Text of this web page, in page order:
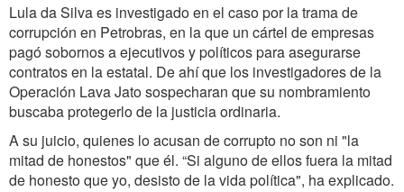
Lula da Silva es investigado en el caso por la trama de
corrupción en Petrobras, en la que un cártel de empresas
pagó sobornos a ejecutivos y políticos para asegurarse
contratos en la estatal. De ahí que los investigadores de la
Operación Lava Jato sospecharan que su nombramiento
buscaba protegerlo de la justicia ordinaria.
A su juicio, quienes lo acusan de corrupto no son ni "la
mitad de honestos" que él. “Si alguno de ellos fuera la mitad
de honesto que yo, desisto de la vida política", ha explicado.